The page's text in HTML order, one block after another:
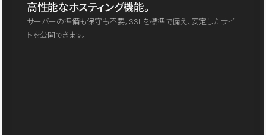
高性能なホスティング機能。
サーバーの準備も保守も不要。SSLを標準で備え、安定したサイ
トを公開できます。